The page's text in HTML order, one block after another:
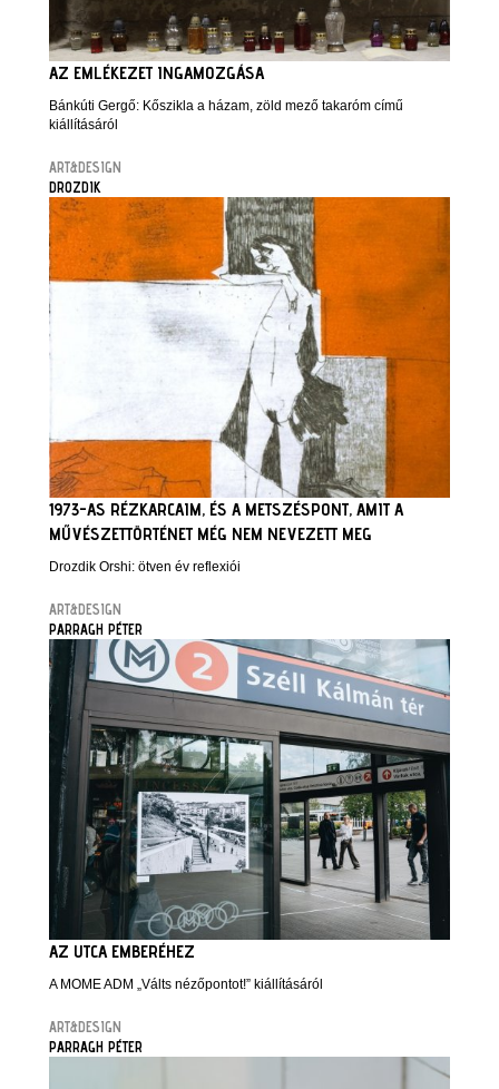
AZ EMLÉKEZET INGAMOZGÁSA
Bánkúti Gergő: Kőszikla a házam, zöld mező takaróm című
kiállításáról
ART&DESIGN
DROZDIK
1973-AS RÉZKARCAIM, ÉS A METSZÉSPONT, AMIT A
MŰVÉSZETTÖRTÉNET MÉG NEM NEVEZETT MEG
Drozdik Orshi: ötven év reflexiói
ART&DESIGN
PARRAGH PÉTER
AZ UTCA EMBERÉHEZ
A MOME ADM „Válts nézőpontot!” kiállításáról
ART&DESIGN
PARRAGH PÉTER